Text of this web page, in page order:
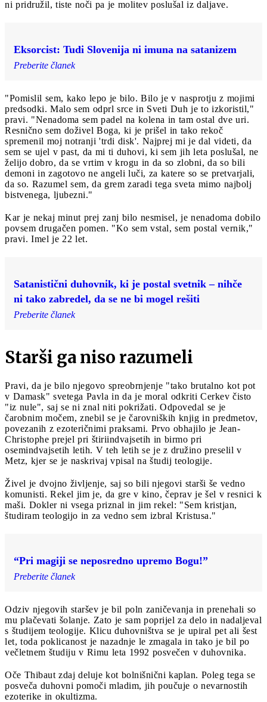
ni pridružil, tiste noči pa je molitev poslušal iz daljave.
Eksorcist: Tudi Slovenija ni imuna na satanizem
Preberite članek
"Pomislil sem, kako lepo je bilo. Bilo je v nasprotju z mojimi
predsodki. Malo sem odprl srce in Sveti Duh je to izkoristil,"
pravi. "Nenadoma sem padel na kolena in tam ostal dve uri.
Resnično sem doživel Boga, ki je prišel in tako rekoč
spremenil moj notranji 'trdi disk'. Najprej mi je dal videti, da
sem se ujel v past, da mi ti duhovi, ki sem jih leta poslušal, ne
želijo dobro, da se vrtim v krogu in da so zlobni, da so bili
demoni in zagotovo ne angeli luči, za katere so se pretvarjali,
da so. Razumel sem, da grem zaradi tega sveta mimo najbolj
bistvenega, ljubezni."
Kar je nekaj minut prej zanj bilo nesmisel, je nenadoma dobilo
povsem drugačen pomen. "Ko sem vstal, sem postal vernik,"
pravi. Imel je 22 let.
Satanistični duhovnik, ki je postal svetnik – nihče
ni tako zabredel, da se ne bi mogel rešiti
Preberite članek
Starši ga niso razumeli
Pravi, da je bilo njegovo spreobrnjenje "tako brutalno kot pot
v Damask" svetega Pavla in da je moral odkriti Cerkev čisto
"iz nule", saj se ni znal niti pokrižati. Odpovedal se je
čarobnim močem, znebil se je čarovniških knjig in predmetov,
povezanih z ezoteričnimi praksami. Prvo obhajilo je Jean-
Christophe prejel pri štiriindvajsetih in birmo pri
osemindvajsetih letih. V teh letih se je z družino preselil v
Metz, kjer se je naskrivaj vpisal na študij teologije.
Živel je dvojno življenje, saj so bili njegovi starši še vedno
komunisti. Rekel jim je, da gre v kino, čeprav je šel v resnici k
maši. Dokler ni vsega priznal in jim rekel: "Sem kristjan,
študiram teologijo in za vedno sem izbral Kristusa."
“Pri magiji se neposredno upremo Bogu!”
Preberite članek
Odziv njegovih staršev je bil poln zaničevanja in prenehali so
mu plačevati šolanje. Zato je sam poprijel za delo in nadaljeval
s študijem teologije. Klicu duhovništva se je upiral pet ali šest
let, toda poklicanost je nazadnje le zmagala in tako je bil po
večletnem študiju v Rimu leta 1992 posvečen v duhovnika.
Oče Thibaut zdaj deluje kot bolnišnični kaplan. Poleg tega se
posveča duhovni pomoči mladim, jih poučuje o nevarnostih
ezoterike in okultizma.